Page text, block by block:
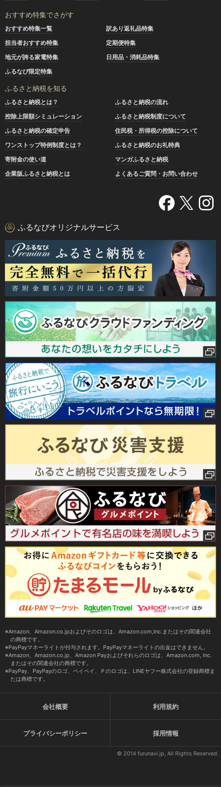
おすすめ特集でさがす
おすすめ特集一覧
訳あり返礼品特集
担当者おすすめ特集
定期便特集
地元が誇る家電特集
日用品・消耗品特集
ふるなび限定特集
ふるさと納税を知る
ふるさと納税とは？
ふるさと納税の流れ
控除上限額シミュレーション
ふるさと納税制度について
ふるさと納税の確定申告
住民税・所得税の控除について
ワンストップ特例制度とは？
ふるさと納税のお礼特典
寄附金の使い道
マンガふるさと納税
企業版ふるさと納税とは
よくあるご質問・お問い合わせ
ふるなびオリジナルサービス
Amazon、Amazon.co.jpおよびそのロゴは、Amazon.com,Inc.またはその関連会社
の商標です。
PayPayマネーライトが付与されます。PayPayマネーライトの出金はできません。
Amazon、Amazon.co.jp、Amazon Payおよびそれらのロゴは、Amazon.com, Inc.
またはその関連会社の商標です。
PayPay、PayPayのロゴ、ペイペイ、Ｐのロゴは、LINEヤフー株式会社の登録商標ま
たは商標です。
会社概要 利用規約
プライバシーポリシー 採用情報
© 2014 furunavi.jp, All Rights Reserved.